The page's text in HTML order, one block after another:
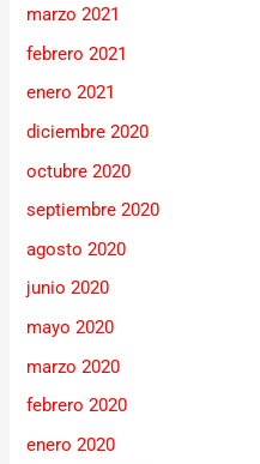
marzo 2021
febrero 2021
enero 2021
diciembre 2020
octubre 2020
septiembre 2020
agosto 2020
junio 2020
mayo 2020
marzo 2020
febrero 2020
enero 2020